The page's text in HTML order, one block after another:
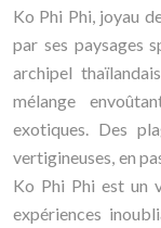
Ko Phi Phi, joyau
par ses paysages
archipel
mélange
exotiques. Des
vertigineuses, en
Ko Phi Phi est un
expériences